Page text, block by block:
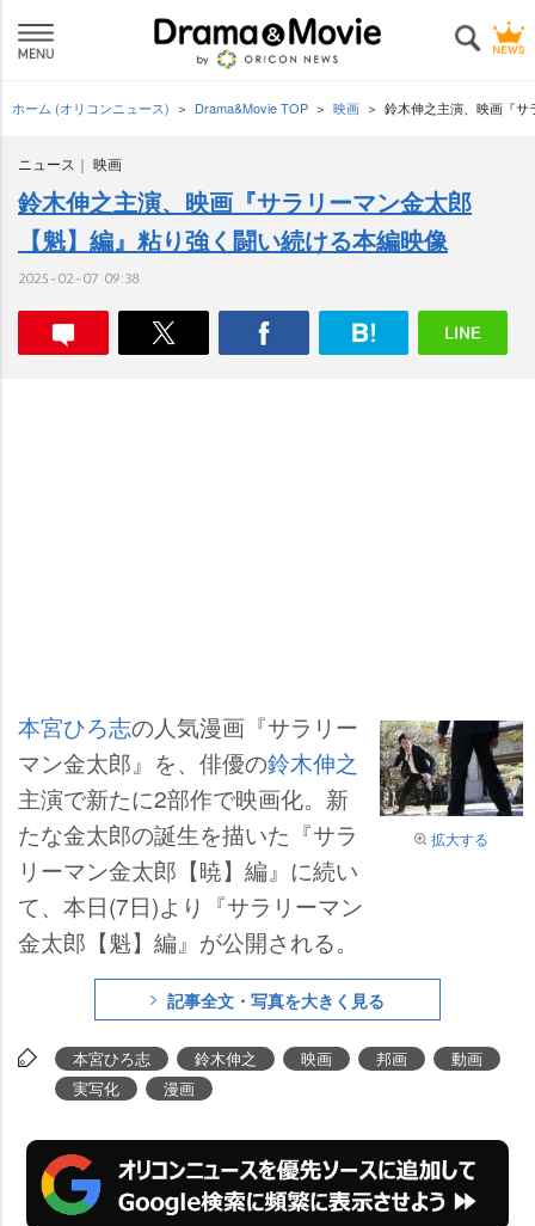
ホーム (オリコンニュース) Drama&Movie TOP 映画 鈴木伸之主演、映画『
ニュース 映画
鈴木伸之主演、映画『サラリーマン金太郎
【魁】編』粘り強く闘い続ける本編映像
2025-02-07 09:38
拡大する
本宮ひろ志の人気漫画『サラリー
マン金太郎』を、俳優の鈴木伸之
主演で新たに2部作で映画化。新
たな金太郎の誕生を描いた『サラ
リーマン金太郎【暁】編』に続い
て、本日(7日)より『サラリーマン
金太郎【魁】編』が公開される。
記事全文・写真を大きく見る
本宮ひろ志 鈴木伸之 映画 邦画
動画
実写化
漫画